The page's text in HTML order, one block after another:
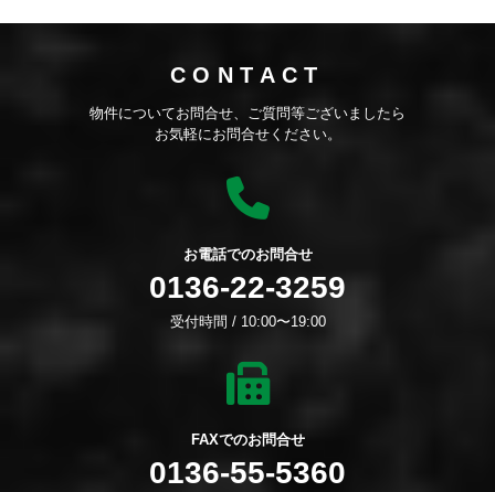
CONTACT
物件についてお問合せ、ご質問等ございましたら
お気軽にお問合せください。
お電話でのお問合せ
0136-22-3259
受付時間 / 10:00〜19:00
FAXでのお問合せ
0136-55-5360